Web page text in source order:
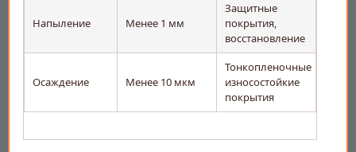
Напыление Менее 1 мм
Защитные
покрытия,
восстановление
Осаждение Менее 10 мкм
Тонкопленочные
износостойкие
покрытия